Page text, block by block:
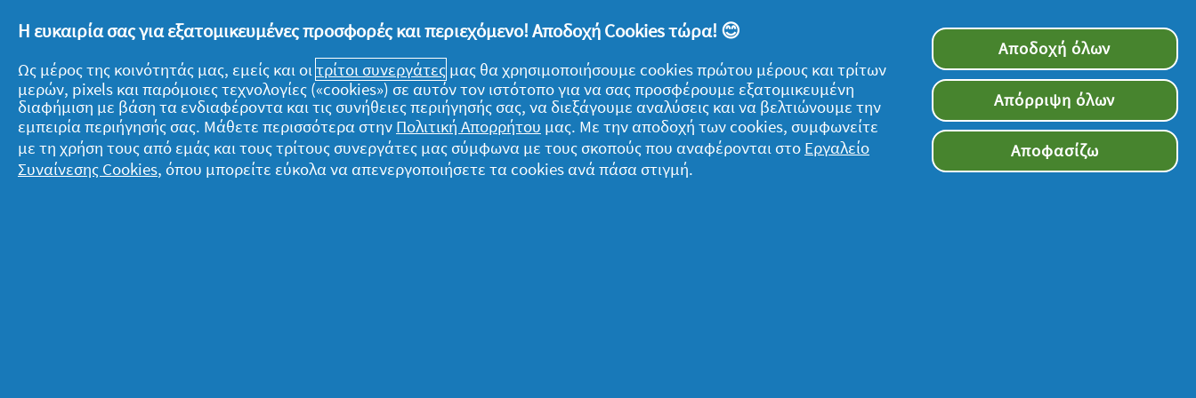
Σχετικά με την P&G
Σχετικά με εμάς
Νομικά
Tα δεδομένα μου
Ακολουθήστε μας
Η ευκαιρία σας για εξατομικευμένες προσφορές και περιεχόμενο! Αποδοχή Cookies τώρα! 😊
Ως μέρος της κοινότητάς μας, εμείς και οι τρίτοι συνεργάτες μας θα χρησιμοποιήσουμε cookies πρώτου μέρους και τρίτων
μερών, pixels και παρόμοιες τεχνολογίες («cookies») σε αυτόν τον ιστότοπο για να σας προσφέρουμε εξατομικευμένη
διαφήμιση με βάση τα ενδιαφέροντα και τις συνήθειες περιήγησής σας, να διεξάγουμε αναλύσεις και να βελτιώνουμε την
εμπειρία περιήγησής σας. Μάθετε περισσότερα στην Πολιτική Απορρήτου μας. Με την αποδοχή των cookies, συμφωνείτε
με τη χρήση τους από εμάς και τους τρίτους συνεργάτες μας σύμφωνα με τους σκοπούς που αναφέρονται στο Εργαλείο
Συναίνεσης Cookies, όπου μπορείτε εύκολα να απενεργοποιήσετε τα cookies ανά πάσα στιγμή.
Αποδοχή όλων
Απόρριψη όλων
Αποφασίζω